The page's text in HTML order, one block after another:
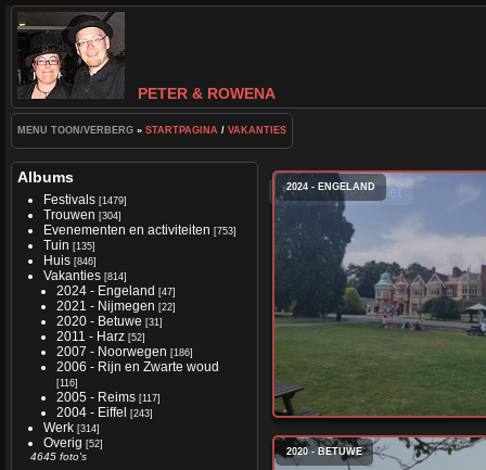
PETER & ROWENA
MENU TOON/VERBERG » STARTPAGINA / VAKANTIES
Albums
Festivals [1479]
Trouwen [304]
Evenementen en activiteiten [753]
Tuin [135]
Huis [846]
Vakanties [814]
2024 - Engeland [47]
2021 - Nijmegen [22]
2020 - Betuwe [31]
2011 - Harz [52]
2007 - Noorwegen [186]
2006 - Rijn en Zwarte woud
[116]
2005 - Reims [117]
2004 - Eiffel [243]
Werk [314]
Overig [52]
4645 foto's
Zoek in deze set
2024 - ENGELAND
2020 - BETUWE